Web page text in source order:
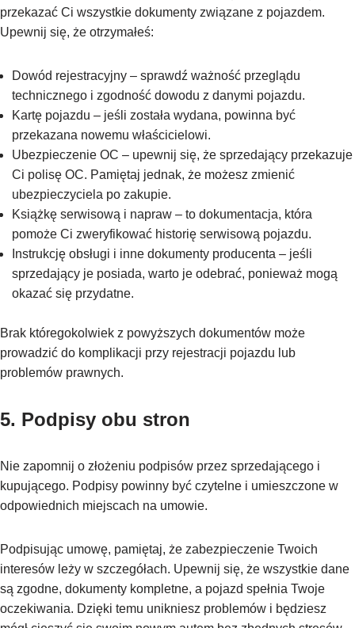
przekazać Ci wszystkie dokumenty związane z pojazdem.
Upewnij się, że otrzymałeś:
Dowód rejestracyjny – sprawdź ważność przeglądu
technicznego i zgodność dowodu z danymi pojazdu.
Kartę pojazdu – jeśli została wydana, powinna być
przekazana nowemu właścicielowi.
Ubezpieczenie OC – upewnij się, że sprzedający przekazuje
Ci polisę OC. Pamiętaj jednak, że możesz zmienić
ubezpieczyciela po zakupie.
Książkę serwisową i napraw – to dokumentacja, która
pomoże Ci zweryfikować historię serwisową pojazdu.
Instrukcję obsługi i inne dokumenty producenta – jeśli
sprzedający je posiada, warto je odebrać, ponieważ mogą
okazać się przydatne.
Brak któregokolwiek z powyższych dokumentów może
prowadzić do komplikacji przy rejestracji pojazdu lub
problemów prawnych.
5. Podpisy obu stron
Nie zapomnij o złożeniu podpisów przez sprzedającego i
kupującego. Podpisy powinny być czytelne i umieszczone w
odpowiednich miejscach na umowie.
Podpisując umowę, pamiętaj, że zabezpieczenie Twoich
interesów leży w szczegółach. Upewnij się, że wszystkie dane
są zgodne, dokumenty kompletne, a pojazd spełnia Twoje
oczekiwania. Dzięki temu unikniesz problemów i będziesz